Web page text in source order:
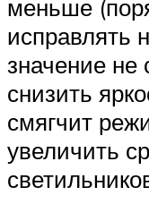
меньше
исправлять
значение не
снизить
смягчит
увеличить